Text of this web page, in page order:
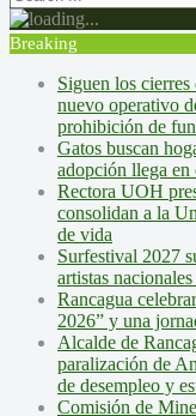
Breaking
Siguen los
nuevo operativo
prohibición de
Gatos buscan
adopción llega
Rectora UOH
consolidan a la
de vida
Surfestival 2027
artistas
Rancagua
2026” y una
Alcalde de
paralización de
de desempleo y
Comisión de